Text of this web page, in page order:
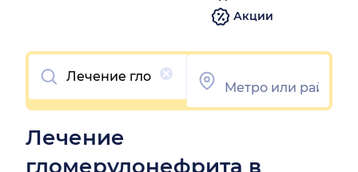
Акции
Очистить
Лечение
гломерулонефрита в